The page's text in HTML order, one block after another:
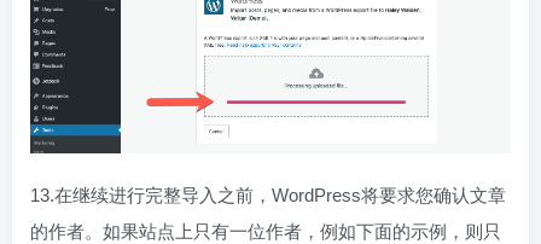
13.在继续进行完整导入之前，WordPress将要求您确认文章
的作者。如果站点上只有一位作者，例如下面的示例，则只